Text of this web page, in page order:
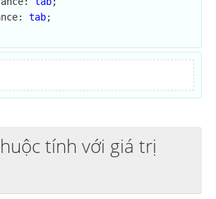
tab;
tính với giá trị